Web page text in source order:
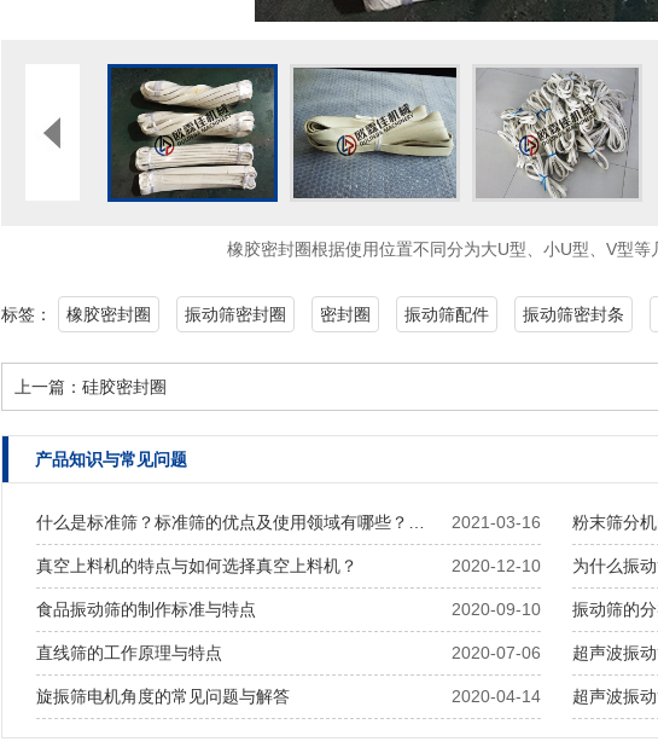
橡胶密封圈根据使用位置不同分为大U型、小U型、V型等
标签： 橡胶密封圈 振动筛密封圈 密封圈 振动筛配件 振动筛密封条
上一篇： 硅胶密封圈
产品知识与常见问题
2021-03-16
什么是标准筛？标准筛的优点及使用领域有哪些？… 粉末筛分
2020-12-10
真空上料机的特点与如何选择真空上料机？ 为什么振
2020-09-10
食品振动筛的制作标准与特点 振动筛的
2020-07-06
直线筛的工作原理与特点 超声波振
2020-04-14
旋振筛电机角度的常见问题与解答 超声波振